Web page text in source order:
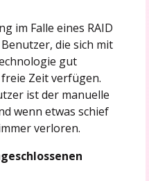
im Falle eines RAID
die sich mit
gut
Zeit verfügen.
ist der manuelle
wenn etwas schief
verloren.